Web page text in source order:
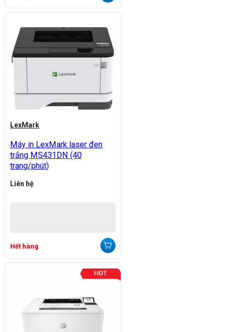
LexMark
Máy in LexMark laser đen
trắng MS431DN (40
trang/phút)
Liên hệ
Hết hàng